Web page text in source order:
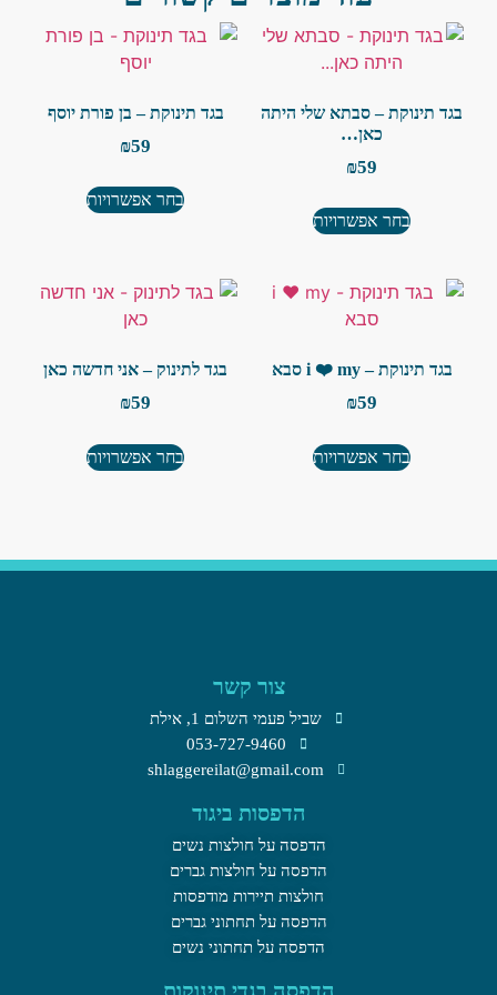
בגד תינוקת – סבתא שלי היתה
כאן…
בחר אפשרויות
בגד תינוקת – בן פורת יוסף
בחר אפשרויות
בגד תינוקת – i ❤️ my סבא
בחר אפשרויות
בגד לתינוק – אני חדשה כאן
בחר אפשרויות
צור קשר
שביל פעמי השלום 1, אילת​
053-727-9460
shlaggereilat@gmail.com
הדפסות ביגוד
הדפסה על חולצות נשים
הדפסה על חולצות גברים
חולצות תיירות מודפסות
הדפסה על תחתוני גברים
הדפסה על תחתוני נשים